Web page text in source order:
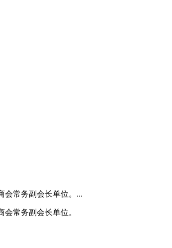
会常务副会长单位。...
常务副会长单位。